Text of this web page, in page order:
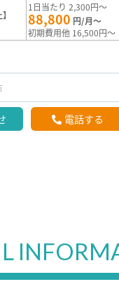
1日当たり 2,300円～
88,800 円/月～
初期費用他 16,500円～
電話する